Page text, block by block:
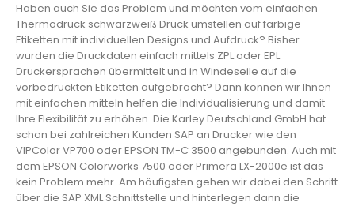
Haben auch Sie das Problem und möchten vom einfachen
Thermodruck schwarzweiß Druck umstellen auf farbige
Etiketten mit individuellen Designs und Aufdruck? Bisher
wurden die Druckdaten einfach mittels ZPL oder EPL
Druckersprachen übermittelt und in Windeseile auf die
vorbedruckten Etiketten aufgebracht? Dann können wir Ihnen
mit einfachen mitteln helfen die Individualisierung und damit
Ihre Flexibilität zu erhöhen. Die Karley Deutschland GmbH hat
schon bei zahlreichen Kunden SAP an Drucker wie den
VIPColor VP700 oder EPSON TM-C 3500 angebunden. Auch mit
dem EPSON Colorworks 7500 oder Primera LX-2000e ist das
kein Problem mehr. Am häufigsten gehen wir dabei den Schritt
über die SAP XML Schnittstelle und hinterlegen dann die